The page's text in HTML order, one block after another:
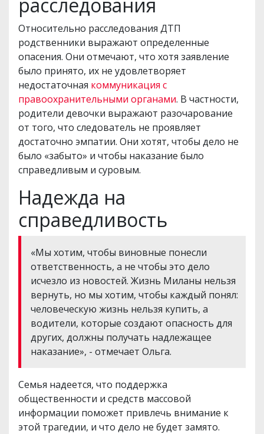
Относительно расследования ДТП
родственники выражают определенные
опасения. Они отмечают, что хотя заявление
было принято, их не удовлетворяет
недостаточная коммуникация с
правоохранительными органами. В частности,
родители девочки выражают разочарование
от того, что следователь не проявляет
достаточно эмпатии. Они хотят, чтобы дело не
было «забыто» и чтобы наказание было
справедливым и суровым.
Надежда на
справедливость
«Мы хотим, чтобы виновные понесли
ответственность, а не чтобы это дело
исчезло из новостей. Жизнь Миланы нельзя
вернуть, но мы хотим, чтобы каждый понял:
человеческую жизнь нельзя купить, а
водители, которые создают опасность для
других, должны получать надлежащее
наказание», - отмечает Ольга.
Семья надеется, что поддержка
общественности и средств массовой
информации поможет привлечь внимание к
этой трагедии, и что дело не будет замято.